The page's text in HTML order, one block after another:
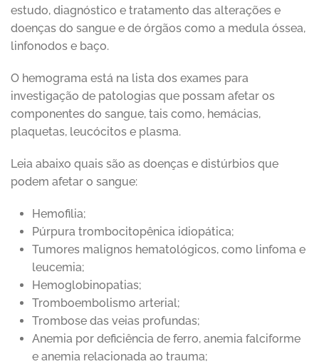
estudo, diagnóstico e tratamento das alterações e
doenças do sangue e de órgãos como a medula óssea,
linfonodos e baço.
O hemograma está na lista dos exames para
investigação de patologias que possam afetar os
componentes do sangue, tais como, hemácias,
plaquetas, leucócitos e plasma.
Leia abaixo quais são as doenças e distúrbios que
podem afetar o sangue:
Hemofilia;
Púrpura trombocitopênica idiopática;
Tumores malignos hematológicos, como linfoma e
leucemia;
Hemoglobinopatias;
Tromboembolismo arterial;
Trombose das veias profundas;
Anemia por deficiência de ferro, anemia falciforme
e anemia relacionada ao trauma;